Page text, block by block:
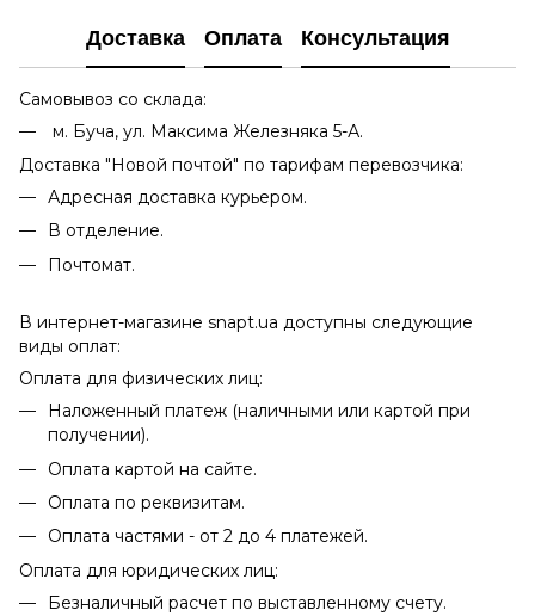
Доставка Оплата Консультация
Самовывоз со склада:
м. Буча, ул. Максима Железняка 5-А.
Доставка "Новой почтой" по тарифам перевозчика:
Адресная доставка курьером.
В отделение.
Почтомат.
В интернет-магазине snapt.ua доступны следующие
виды оплат:
Оплата для физических лиц:
Наложенный платеж (наличными или картой при
получении).
Оплата картой на сайте.
Оплата по реквизитам.
Оплата частями - от 2 до 4 платежей.
Оплата для юридических лиц:
Безналичный расчет по выставленному счету.